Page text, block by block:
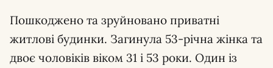
Пошкоджено та зруйновано приватні
житлові будинки. Загинула 53-річна жінка та
двоє чоловіків віком 31 і 53 роки. Один із